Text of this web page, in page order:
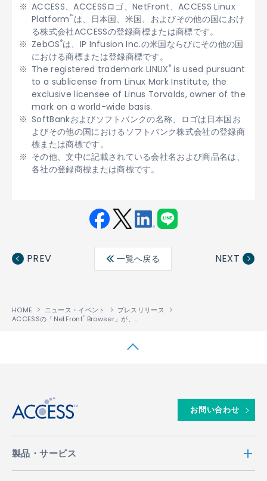
ACCESS、ACCESSロゴ、NetFront、ACCESS Linux
Platform™は、日本国、米国、およびその他の国におけ
る株式会社ACCESSの登録商標または商標です。
ZebOS®は、IP Infusion Inc.の米国ならびにその他の国
における商標または登録商標です。
The registered trademark LINUX®is used pursuant
to a sublicense from Linux Mark Institute, the
exclusive licensee of Linus Torvalds, owner of the
mark on a world-wide basis.
SoftBankおよびソフトバンクの名称、ロゴは日本国お
よびその他の国におけるソフトバンク株式会社の登録商
標または商標です。
その他、文中に記載されている会社名および商品名は、
各社の登録商標または商標です。
ebo ter
edin
PREV 一覧へ戻る NEXT
HOME ニュース・イベント
プレスリリース
ACCESSの「NetFront® Browser」が、ソフトバンクモバイルの“かんたん携帯「SoftBank 840Z」”（ZTE製）に搭載
お問い合わせ
製品・サービス